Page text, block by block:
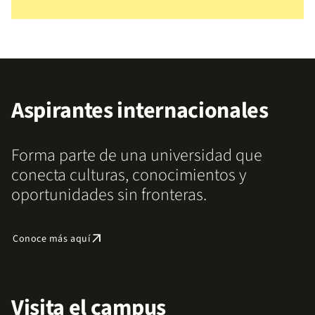
Aspirantes internacionales
Forma parte de una universidad que
conecta culturas, conocimientos y
oportunidades sin fronteras.
Conoce más aquíarrow_outward
Visita el campus